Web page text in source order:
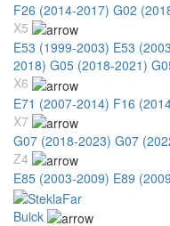
F26 (2014-2017) G02
X5
E53 (1999-2003) E53
2018) G05 (2018-2021)
X6
E71 (2007-2014) F16
X7
G07 (2018-2023) G07
Z4
E85 (2003-2009) E89
Buick